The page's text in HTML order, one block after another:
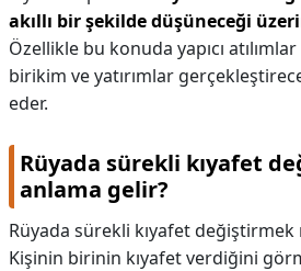
akıllı bir şekilde düşüneceği
Özellikle bu konuda yapıcı
birikim ve yatırımlar
eder.
Rüyada sürekli kıyafet
anlama gelir?
Rüyada sürekli kıyafet değiştirmek
Kişinin birinin kıyafet verdiğini